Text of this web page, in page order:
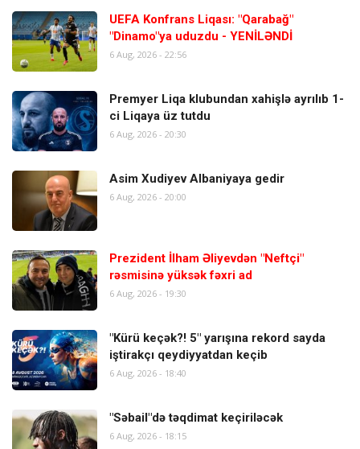
UEFA Konfrans Liqası: "Qarabağ"
"Dinamo"ya uduzdu - YENİLƏNDİ
6 Aug, 2026 - 22:56
Premyer Liqa klubundan xahişlə ayrılıb 1-
ci Liqaya üz tutdu
6 Aug, 2026 - 20:30
Asim Xudiyev Albaniyaya gedir
6 Aug, 2026 - 20:00
Prezident İlham Əliyevdən "Neftçi"
rəsmisinə yüksək fəxri ad
6 Aug, 2026 - 19:30
"Kürü keçək?! 5" yarışına rekord sayda
iştirakçı qeydiyyatdan keçib
6 Aug, 2026 - 18:40
"Səbail"də təqdimat keçiriləcək
6 Aug, 2026 - 18:15